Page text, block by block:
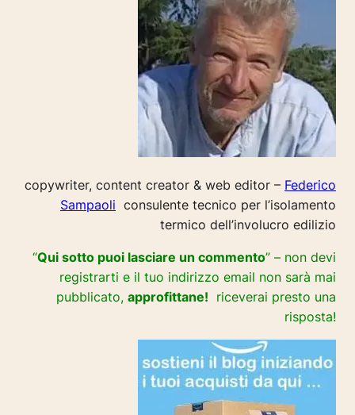
copywriter, content creator & web editor – Federico
Sampaoli consulente tecnico per l’isolamento
termico dell’involucro edilizio
“Qui sotto puoi lasciare un commento” – non devi
registrarti e il tuo indirizzo email non sarà mai
pubblicato, approfittane! riceverai presto una
risposta!